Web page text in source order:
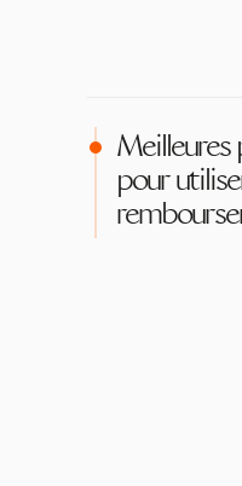
Meilleures
pour